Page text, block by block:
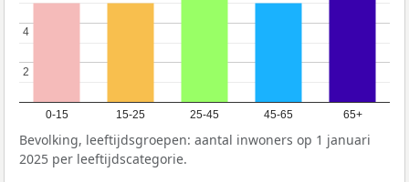
0-15 15-25 25-45 45-65 65+
2
2
4
4
Bevolking, leeftijdsgroepen: aantal inwoners op 1 januari
2025 per leeftijdscategorie.